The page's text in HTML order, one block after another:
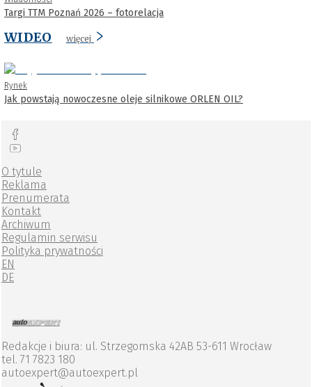
Targi TTM Poznań 2026 – fotorelacja
WIDEO więcej
Rynek
Jak powstają nowoczesne oleje silnikowe ORLEN OIL?
O tytule
Reklama
Prenumerata
Kontakt
Archiwum
Regulamin serwisu
Polityka prywatności
EN
DE
Redakcje i biura: ul. Strzegomska 42AB 53-611 Wrocław
tel. 71 7823 180
autoexpert@autoexpert.pl